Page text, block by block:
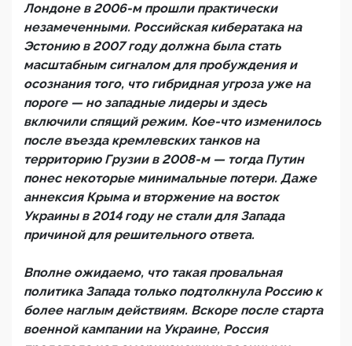
Лондоне в 2006-м прошли практически
незамеченными. Российская кибератака на
Эстонию в 2007 году должна была стать
масштабным сигналом для пробуждения и
осознания того, что гибридная угроза уже на
пороге — но западные лидеры и здесь
включили спящий режим. Кое-что изменилось
после въезда кремлевских танков на
территорию Грузии в 2008-м — тогда Путин
понес некоторые минимальные потери. Даже
аннексия Крыма и вторжение на восток
Украины в 2014 году не стали для Запада
причиной для решительного ответа.
Вполне ожидаемо, что такая провальная
политика Запада только подтолкнула Россию к
более наглым действиям. Вскоре после старта
военной кампании на Украине, Россия